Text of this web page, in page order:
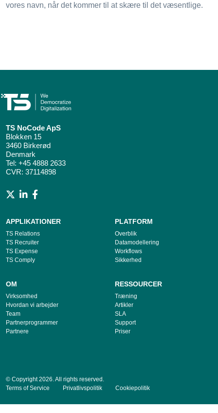
vores navn, når det kommer til at skære til det væsentlige.
TS NoCode ApS
Blokken 15
3460 Birkerød
Denmark
Tel: +45 4888 2633
CVR: 37114898
APPLIKATIONER
TS Relations
TS Recruiter
TS Expense
TS Comply
PLATFORM
Overblik
Datamodellering
Workflows
Sikkerhed
OM
Virksomhed
Hvordan vi arbejder
Team
Partnerprogrammer
Partnere
RESSOURCER
Træning
Artikler
SLA
Support
Priser
© Copyright 2026. All rights reserved.
Terms of Service
Privatlivspolitik Cookiepolitik